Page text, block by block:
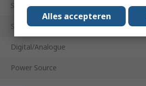
Sample Rate Random
Series
Digital/Analogue
Power Source
Alles accepteren